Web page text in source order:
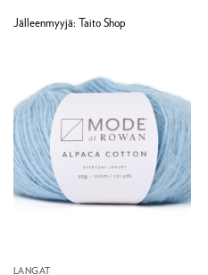
Jälleenmyyjä: Taito Shop
LANGAT